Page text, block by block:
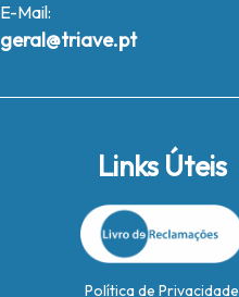
E-Mail:
geral@triave.pt
Links Úteis
Política de Privacidade